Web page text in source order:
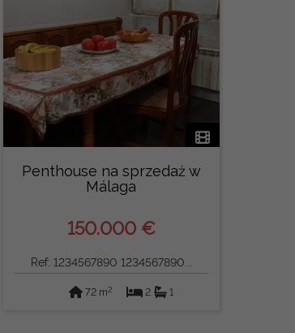
Penthouse na sprzedaż w
Málaga
150.000 €
Ref: 1234567890 1234567890...
72 m2 2 1